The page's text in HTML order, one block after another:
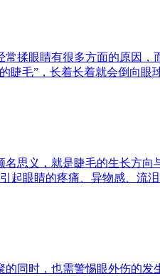
揉眼睛有很多方面的原因
睫毛”，长着长着就会倒向
思义，就是睫毛的生长方
起眼睛的疼痛、异物感、流
的同时，也需警惕眼外伤